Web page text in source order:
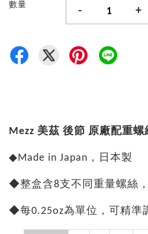
數量
- +
Mezz 美茲 後節 原廠配重螺
◆Made in Japan，日本製
◆整盒含8支不同重量螺絲
◆每0.25oz為單位，可精準